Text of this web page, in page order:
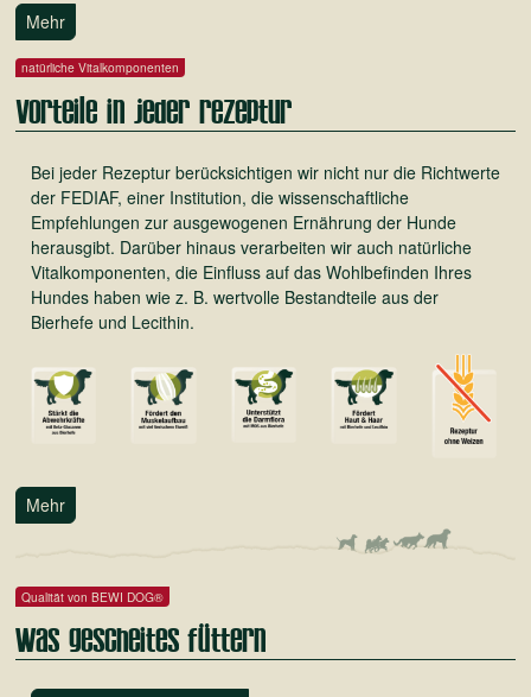
Mehr
natürliche Vitalkomponenten
Vorteile in jeder Rezeptur
Bei jeder Rezeptur berücksichtigen wir nicht nur die Richtwerte
der FEDIAF, einer Institution, die wissenschaftliche
Empfehlungen zur ausgewogenen Ernährung der Hunde
herausgibt. Darüber hinaus verarbeiten wir auch natürliche
Vitalkomponenten, die Einfluss auf das Wohlbefinden Ihres
Hundes haben wie z. B. wertvolle Bestandteile aus der
Bierhefe und Lecithin.
Mehr
Qualität von BEWI DOG®
Was gescheites füttern